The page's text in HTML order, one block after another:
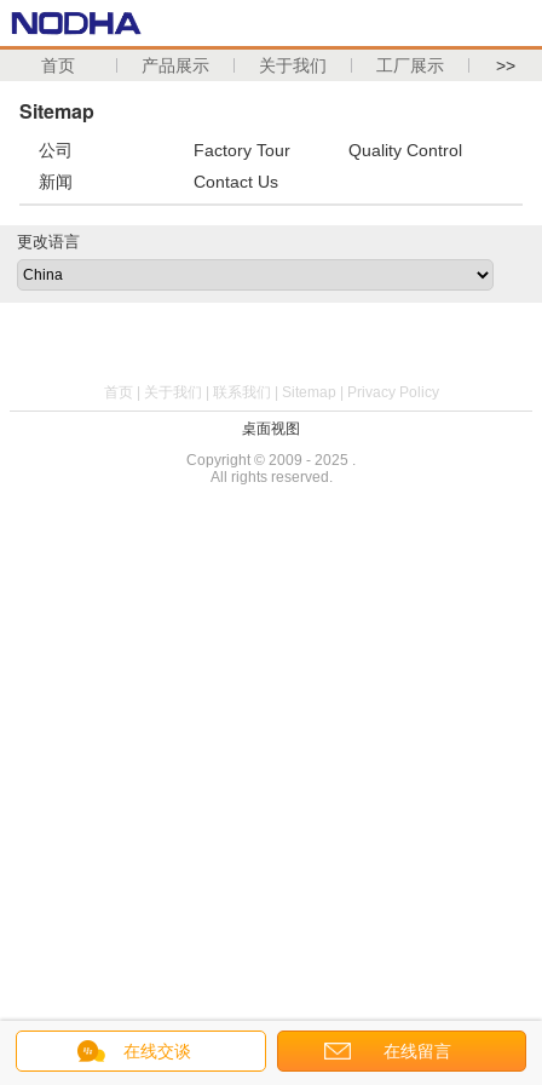
首页 产品展示 关于我们 工厂展示 >>
Sitemap
公司 Factory Tour
Quality Control
新闻
Contact Us
在线交谈 在线留言
更改语言
首页 关于我们 联系我们 Sitemap Privacy Policy
桌面视图
Copyright © 2009 - 2025 .
All rights reserved.